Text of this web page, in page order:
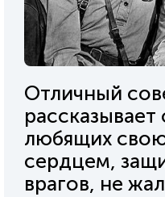
Отличный
любящих
сердцем,
врагов, не